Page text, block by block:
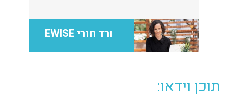
ורד חורי EWISE
תוכן וידאו: